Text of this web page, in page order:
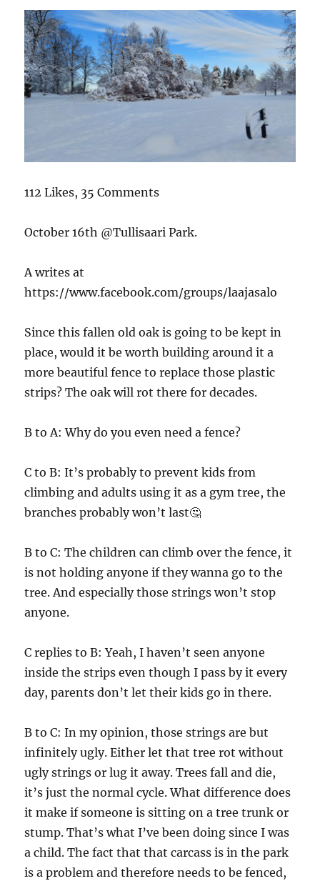
112 Likes, 35 Comments
October 16th @Tullisaari Park.
A writes at
https://www.facebook.com/groups/laajasalo
Since this fallen old oak is going to be kept in
place, would it be worth building around it a
more beautiful fence to replace those plastic
strips? The oak will rot there for decades.
B to A: Why do you even need a fence?
C to B: It’s probably to prevent kids from
climbing and adults using it as a gym tree, the
branches probably won’t last🤔
B to C: The children can climb over the fence, it
is not holding anyone if they wanna go to the
tree. And especially those strings won’t stop
anyone.
C replies to B: Yeah, I haven’t seen anyone
inside the strips even though I pass by it every
day, parents don’t let their kids go in there.
B to C: In my opinion, those strings are but
infinitely ugly. Either let that tree rot without
ugly strings or lug it away. Trees fall and die,
it’s just the normal cycle. What difference does
it make if someone is sitting on a tree trunk or
stump. That’s what I’ve been doing since I was
a child. The fact that that carcass is in the park
is a problem and therefore needs to be fenced,